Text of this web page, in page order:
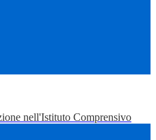
nell'Istituto Comprensivo